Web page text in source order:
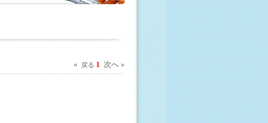
« 戻る 1 次へ »